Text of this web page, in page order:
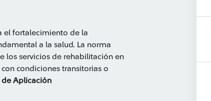
el fortalecimiento de la
a la salud. La norma
los servicios de rehabilitación en
condiciones transitorias o
Aplicación